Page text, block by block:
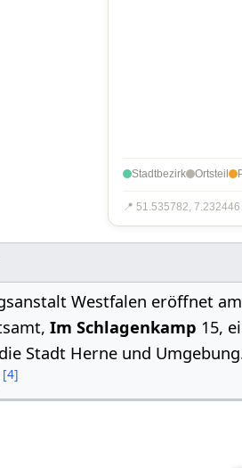
Stadtbezirk Ortsteil
📍 51.535782, 7.232446
Westfalen eröffnet am
Im Schlagenkamp 15,
Stadt Herne und
[4]